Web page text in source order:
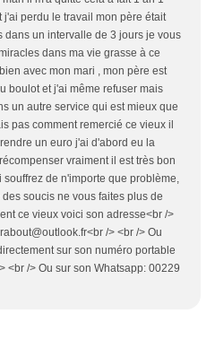
j'ai perdu le travail mon père était
dans un intervalle de 3 jours je vous
dans ma vie grasse à ce
avec mon mari , mon père est
boulot et j'ai même refuser mais
un autre service qui est mieux que
pas comment remercié ce vieux il
un euro j'ai d'abord eu la
vraiment il est très bon
souffrez de n'importe que problème,
soucis ne vous faites plus de
ce vieux voici son adresse<br />
/> <br /> Ou
sur son numéro portable
<br /> Ou sur son Whatsapp: 00229